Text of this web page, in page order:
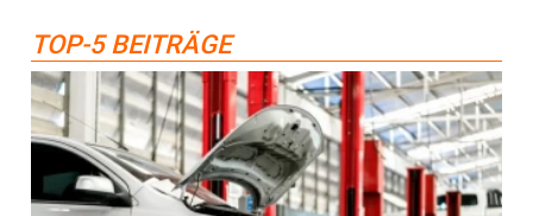
TOP-5 BEITRÄGE